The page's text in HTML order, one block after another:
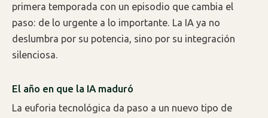
primera temporada con un episodio que cambia el
paso: de lo urgente a lo importante. La IA ya no
deslumbra por su potencia, sino por su integración
silenciosa.
El año en que la IA maduró
La euforia tecnológica da paso a un nuevo tipo de